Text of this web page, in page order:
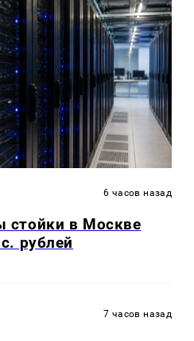
6 часов назад
стойки в Москве
рублей
7 часов назад